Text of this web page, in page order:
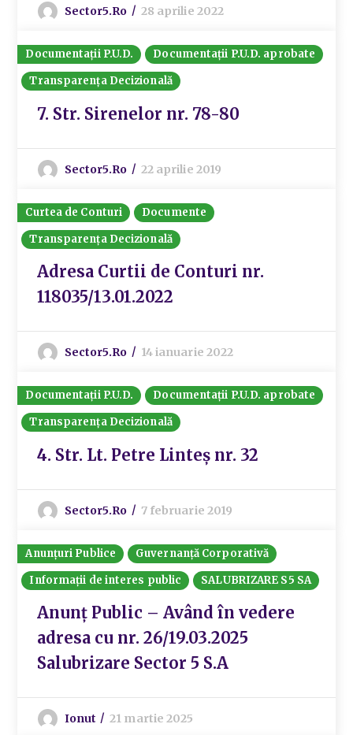
Sector5.ro 28 aprilie 2022
Documentații P.U.D.
Documentații P.U.D. aprobate
Transparența Decizională
7. Str. Sirenelor nr. 78-80
Sector5.ro 22 aprilie 2019
Curtea de Conturi
Documente
Transparența Decizională
Adresa Curtii de Conturi nr.
118035/13.01.2022
Sector5.ro 14 ianuarie 2022
Documentații P.U.D.
Documentații P.U.D. aprobate
Transparența Decizională
4. Str. Lt. Petre Linteș nr. 32
Sector5.ro 7 februarie 2019
Anunțuri Publice
Guvernanță Corporativă
Informații de interes public
SALUBRIZARE S5 SA
Anunț Public – Având în vedere
adresa cu nr. 26/19.03.2025
Salubrizare Sector 5 S.A
Ionut 21 martie 2025